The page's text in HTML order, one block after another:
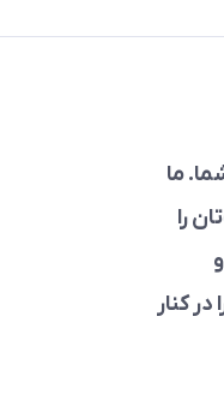
ما
را
کنار